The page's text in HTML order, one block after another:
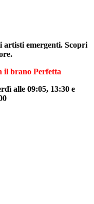
artisti emergenti. Scopri
il brano Perfetta
alle 09:05, 13:30 e